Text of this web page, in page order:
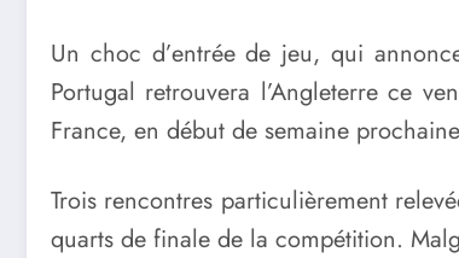
Un choc d’entrée de jeu, qui
Portugal retrouvera l’Angleterre ce
France, en début de semaine
Trois rencontres particulièrement
quarts de finale de la compétition.